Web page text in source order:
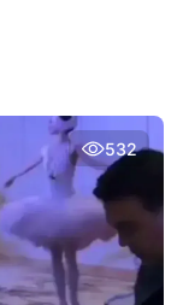
532